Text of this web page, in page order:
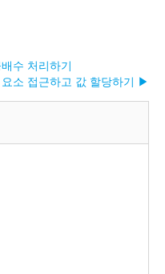
수 처리하기
소 접근하고 값 할당하기 ▶︎